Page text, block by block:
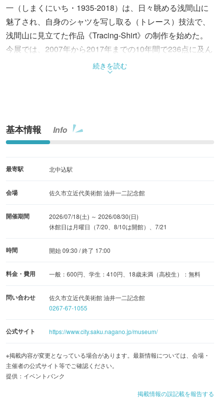
一（しまくにいち・1935-2018）は、日々眺める浅間山に
魅了され、自身のシャツを写し取る（トレース）技法で、
浅間山に見立てた作品《Tracing-Shirt》の制作を始めた。
今展では、2007年から2017年までの10年間で236点に及ん
だ島のライフワーク《Tracing-Shirt》を大々的に紹介す
続きを読む
基本情報 Info
最寄駅 北中込駅
会場 佐久市立近代美術館 油井一二記念館
開催期間
2026/07/18(土) ～ 2026/08/30(日)
休館日は月曜日（7/20、8/10は開館）、7/21
時間 開始 09:30 / 終了 17:00
料金・費用 一般：600円、学生：410円、18歳未満（高校生）：無料
問い合わせ
佐久市立近代美術館 油井一二記念館
0267-67-1055
公式サイト https://www.city.saku.nagano.jp/museum/
※掲載内容が変更となっている場合があります。最新情報については、会場・
主催者の公式サイト等でご確認ください。
提供：イベントバンク
掲載情報の誤記載を報告する